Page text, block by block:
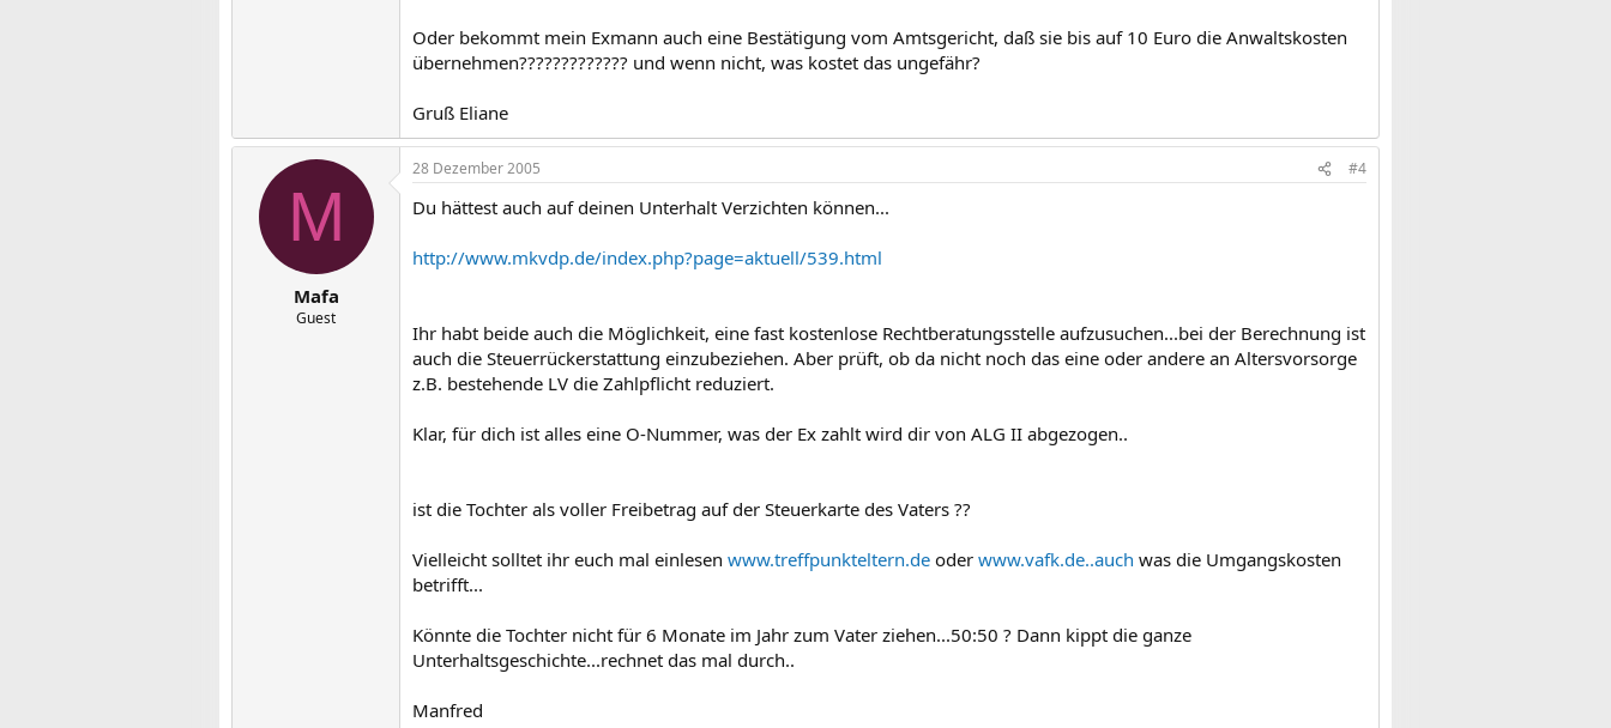
Oder bekommt mein Exmann auch eine Bestätigung vom Amtsgericht, daß sie bis auf 10 Euro die Anwaltskosten
übernehmen????????????? und wenn nicht, was kostet das ungefähr?
Gruß Eliane
M
Mafa
Guest
28 Dezember 2005 #4
Du hättest auch auf deinen Unterhalt Verzichten können...
http://www.mkvdp.de/index.php?page=aktuell/539.html
Ihr habt beide auch die Möglichkeit, eine fast kostenlose Rechtberatungsstelle aufzusuchen...bei der Berechnung ist
auch die Steuerrückerstattung einzubeziehen. Aber prüft, ob da nicht noch das eine oder andere an Altersvorsorge
z.B. bestehende LV die Zahlpflicht reduziert.
Klar, für dich ist alles eine O-Nummer, was der Ex zahlt wird dir von ALG II abgezogen..
ist die Tochter als voller Freibetrag auf der Steuerkarte des Vaters ??
Vielleicht solltet ihr euch mal einlesen www.treffpunkteltern.de oder www.vafk.de..auch was die Umgangskosten
betrifft...
Könnte die Tochter nicht für 6 Monate im Jahr zum Vater ziehen...50:50 ? Dann kippt die ganze
Unterhaltsgeschichte...rechnet das mal durch..
Manfred